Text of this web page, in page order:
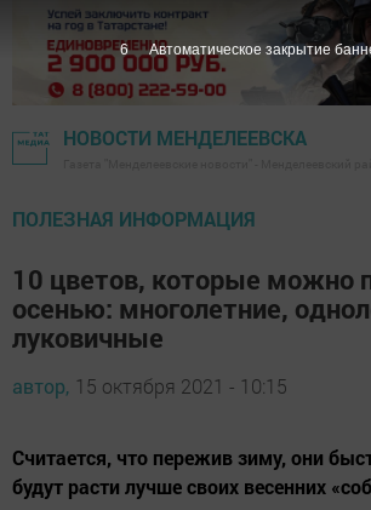
НОВОСТИ МЕНДЕЛЕЕВСКА
ПОЛЕЗНАЯ ИНФОРМАЦИЯ
10 цветов, которые можно
осенью: многолетние,
луковичные
автор, 15 октября 2021 - 10:15
Считается, что пережив зиму, они
будут расти лучше своих весенних
5 Автоматическое закрытие